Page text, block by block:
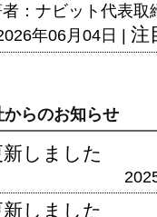
：ナビット代表取
年06月04日 | 注
らのお知らせ
しました
しました